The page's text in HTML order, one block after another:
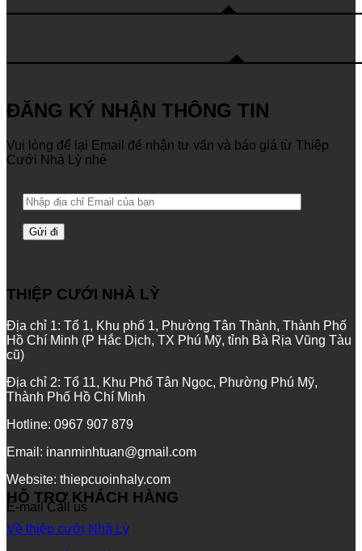
ĐĂNG KÝ NHẬN THÔNG TIN
Vui lòng để lại Email để nhận tư vấn và báo giá từ Thiệp
Cưới Nhà Lỳ nhé
THIỆP CƯỚI NHÀ LỲ
Địa chỉ 1: Tổ 1, Khu phố 1, Phường Tân Thành, Thành Phố
Hồ Chí Minh (P Hắc Dịch, TX Phú Mỹ, tỉnh Bà Rịa Vũng Tàu
cũ)
Địa chỉ 2: Tổ 11, Khu Phố Tân Ngọc, Phường Phú Mỹ,
Thành Phố Hồ Chí Minh
Hotline: 0967 907 879
Email: inanminhtuan@gmail.com
Website: thiepcuoinhaly.com
E-mail Call us
HỖ TRỢ KHÁCH HÀNG
Về thiệp cưới Nhà Lỳ